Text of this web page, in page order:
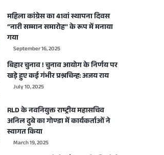
महिला कांग्रेस का 41वां स्थापना दिवस
“नारी सम्मान समारोह” के रूप में मनाया
गया
September 16, 2025
बिहार चुनाव ! चुनाव आयोग के निर्णय पर
खड़े हुए कई गंभीर प्रश्नचिन्ह: अजय राय
July 10, 2025
RLD के नवनियुक्त राष्ट्रीय महासचिव
अनिल दुबे का गोण्डा में कार्यकर्ताओं ने
स्वागत किया
March 19, 2025